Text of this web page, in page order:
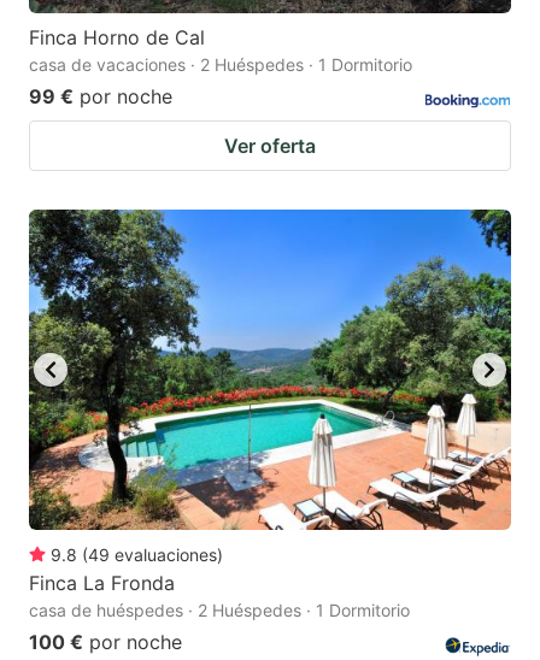
Finca Horno de Cal
casa de vacaciones · 2 Huéspedes · 1 Dormitorio
99 € por noche
Ver oferta
9.8 (49 evaluaciones)
Finca La Fronda
casa de huéspedes · 2 Huéspedes · 1 Dormitorio
100 € por noche